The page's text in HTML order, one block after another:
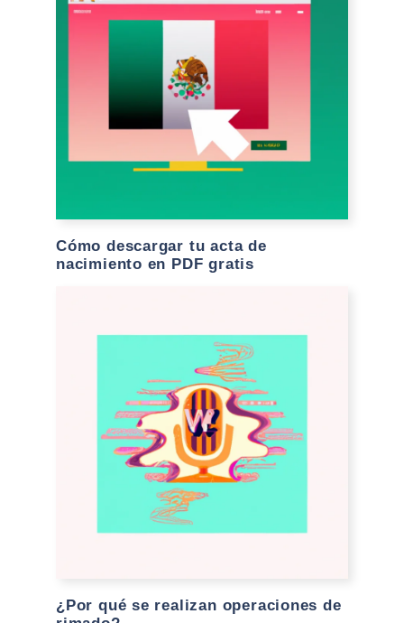
Cómo descargar tu acta de
nacimiento en PDF gratis
¿Por qué se realizan operaciones de